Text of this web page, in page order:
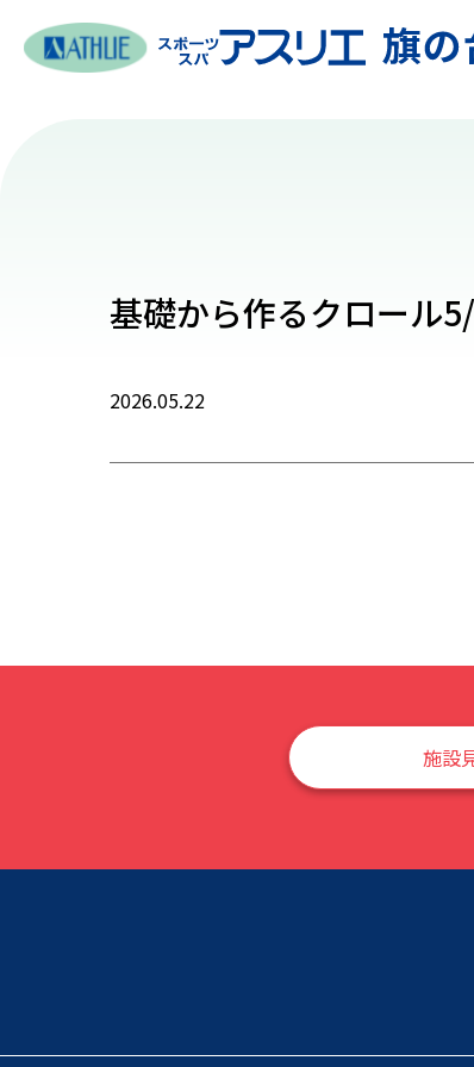
基礎から作るクロール
2026.05.22
施設